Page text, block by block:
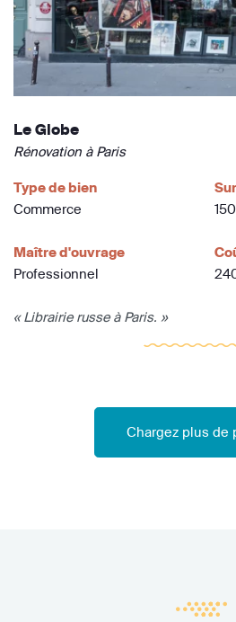
Le Globe
Rénovation à Paris
Type de bien
Commerce
Maître d'ouvrage
Professionnel
« Librairie russe à Paris. »
Chargez plus de